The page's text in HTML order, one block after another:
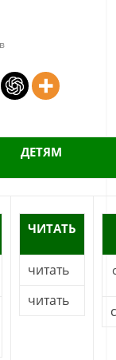
ДЕТЯМ
ЧИТАТЬ
читать
читать